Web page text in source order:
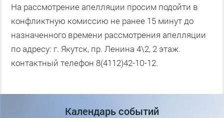
На рассмотрение апелляции просим подойти в
конфликтную комиссию не ранее 15 минут до
назначенного времени рассмотрения апелляции
по адресу: г. Якутск, пр. Ленина 4\2, 2 этаж.
контактный телефон 8(4112)42-10-12.
Календарь событий